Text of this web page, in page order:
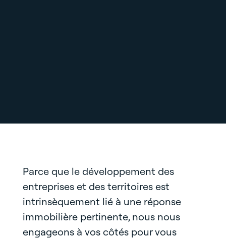
Parce que le développement des
entreprises et des territoires est
intrinsèquement lié à une réponse
immobilière pertinente, nous nous
engageons à vos côtés pour vous